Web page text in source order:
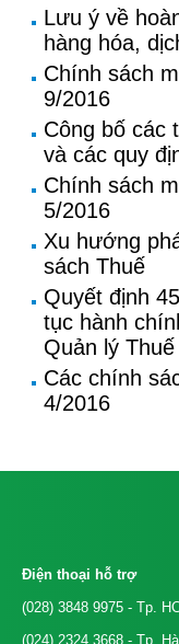
Lưu ý về
hàng hóa,
Chính sách
9/2016
Công bố các
và các quy
Chính sách
5/2016
Xu hướng
sách Thuế
Quyết định
tục hành
Quản lý Thuế
Các chính
4/2016
Điện thoại hỗ trợ
(028) 3848 9975 - Tp.
(024) 2324 3668 - Tp.